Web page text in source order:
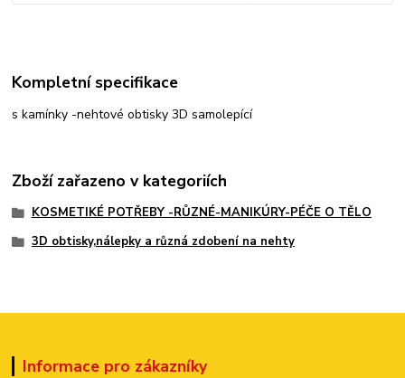
Kompletní specifikace
s kamínky -nehtové obtisky 3D samolepící
Zboží zařazeno v kategoriích
KOSMETIKÉ POTŘEBY -RŮZNÉ-MANIKÚRY-PÉČE O TĚLO
3D obtisky,nálepky a různá zdobení na nehty
Informace pro zákazníky